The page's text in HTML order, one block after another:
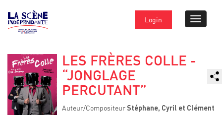
Login
LES FRÈRES COLLE -
“JONGLAGE
PERCUTANT”
Auteur/Compositeur Stéphane, Cyril et Clément